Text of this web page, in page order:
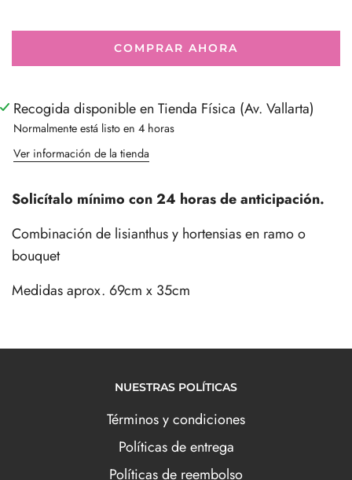
COMPRAR AHORA
Recogida disponible en Tienda Física (Av. Vallarta)
Normalmente está listo en 4 horas
Ver información de la tienda
Solicítalo mínimo con 24 horas de anticipación.
Combinación de lisianthus y hortensias en ramo o
bouquet
Medidas aprox. 69cm x 35cm
NUESTRAS POLÍTICAS
Términos y condiciones
Políticas de entrega
Políticas de reembolso